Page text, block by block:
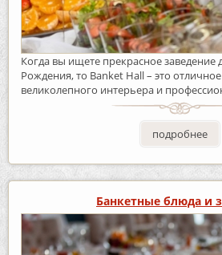
Когда вы ищете прекрасное заведение
Рождения, то Banket Hall – это
великолепного интерьера и
подробнее
Банкетные блюда и